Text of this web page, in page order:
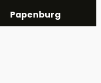
Papenburg